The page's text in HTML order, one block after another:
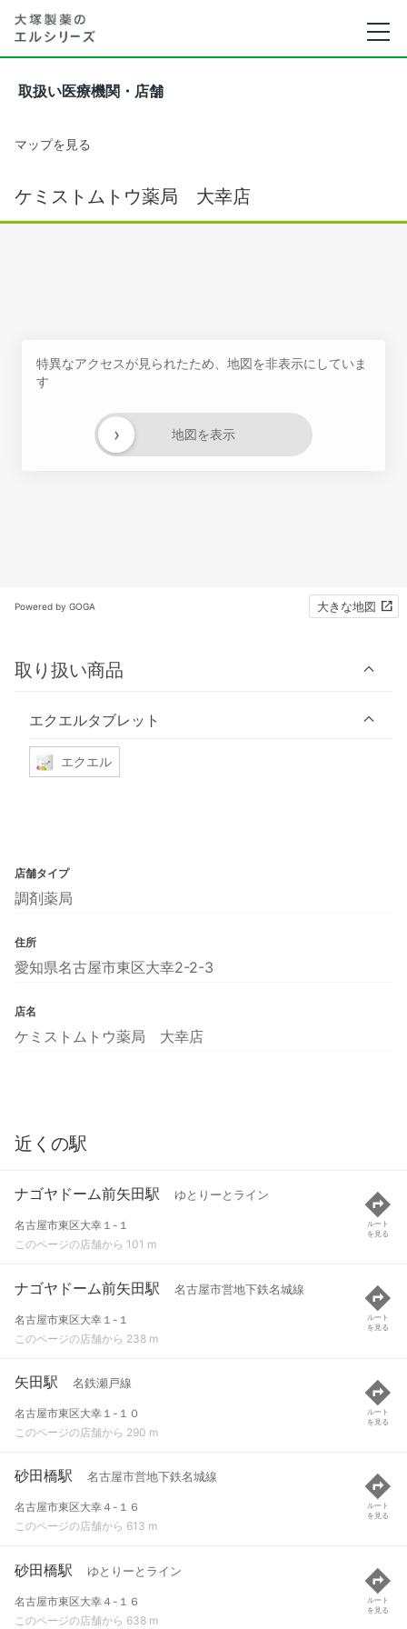
取扱い医療機関・店舗
マップを見る
ケミストムトウ薬局 大幸店
特異なアクセスが見られたため、地図を非表示にしていま
す
地図を表示
›
Powered by GOGA 大きな地図
取り扱い商品
エクエルタブレット
エクエル
店舗タイプ
調剤薬局
住所
愛知県名古屋市東区大幸2-2-3
店名
ケミストムトウ薬局 大幸店
近くの駅
ナゴヤドーム前矢田駅 ゆとりーとライン
名古屋市東区大幸１-１
このページの店舗から 101 m
ルート
を見る
ナゴヤドーム前矢田駅 名古屋市営地下鉄名城線
名古屋市東区大幸１-１
このページの店舗から 238 m
ルート
を見る
矢田駅 名鉄瀬戸線
名古屋市東区大幸１-１０
このページの店舗から 290 m
ルート
を見る
砂田橋駅 名古屋市営地下鉄名城線
名古屋市東区大幸４-１６
このページの店舗から 613 m
ルート
を見る
砂田橋駅 ゆとりーとライン
名古屋市東区大幸４-１６
このページの店舗から 638 m
ルート
を見る